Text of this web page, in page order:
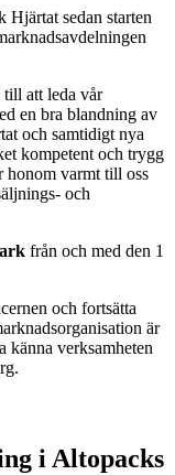
sedan starten
till att leda vår
en bra blandning av
och samtidigt nya
kompetent och trygg
honom varmt till oss
och
från och med den 1
och fortsätta
är
känna verksamheten
i Altopacks